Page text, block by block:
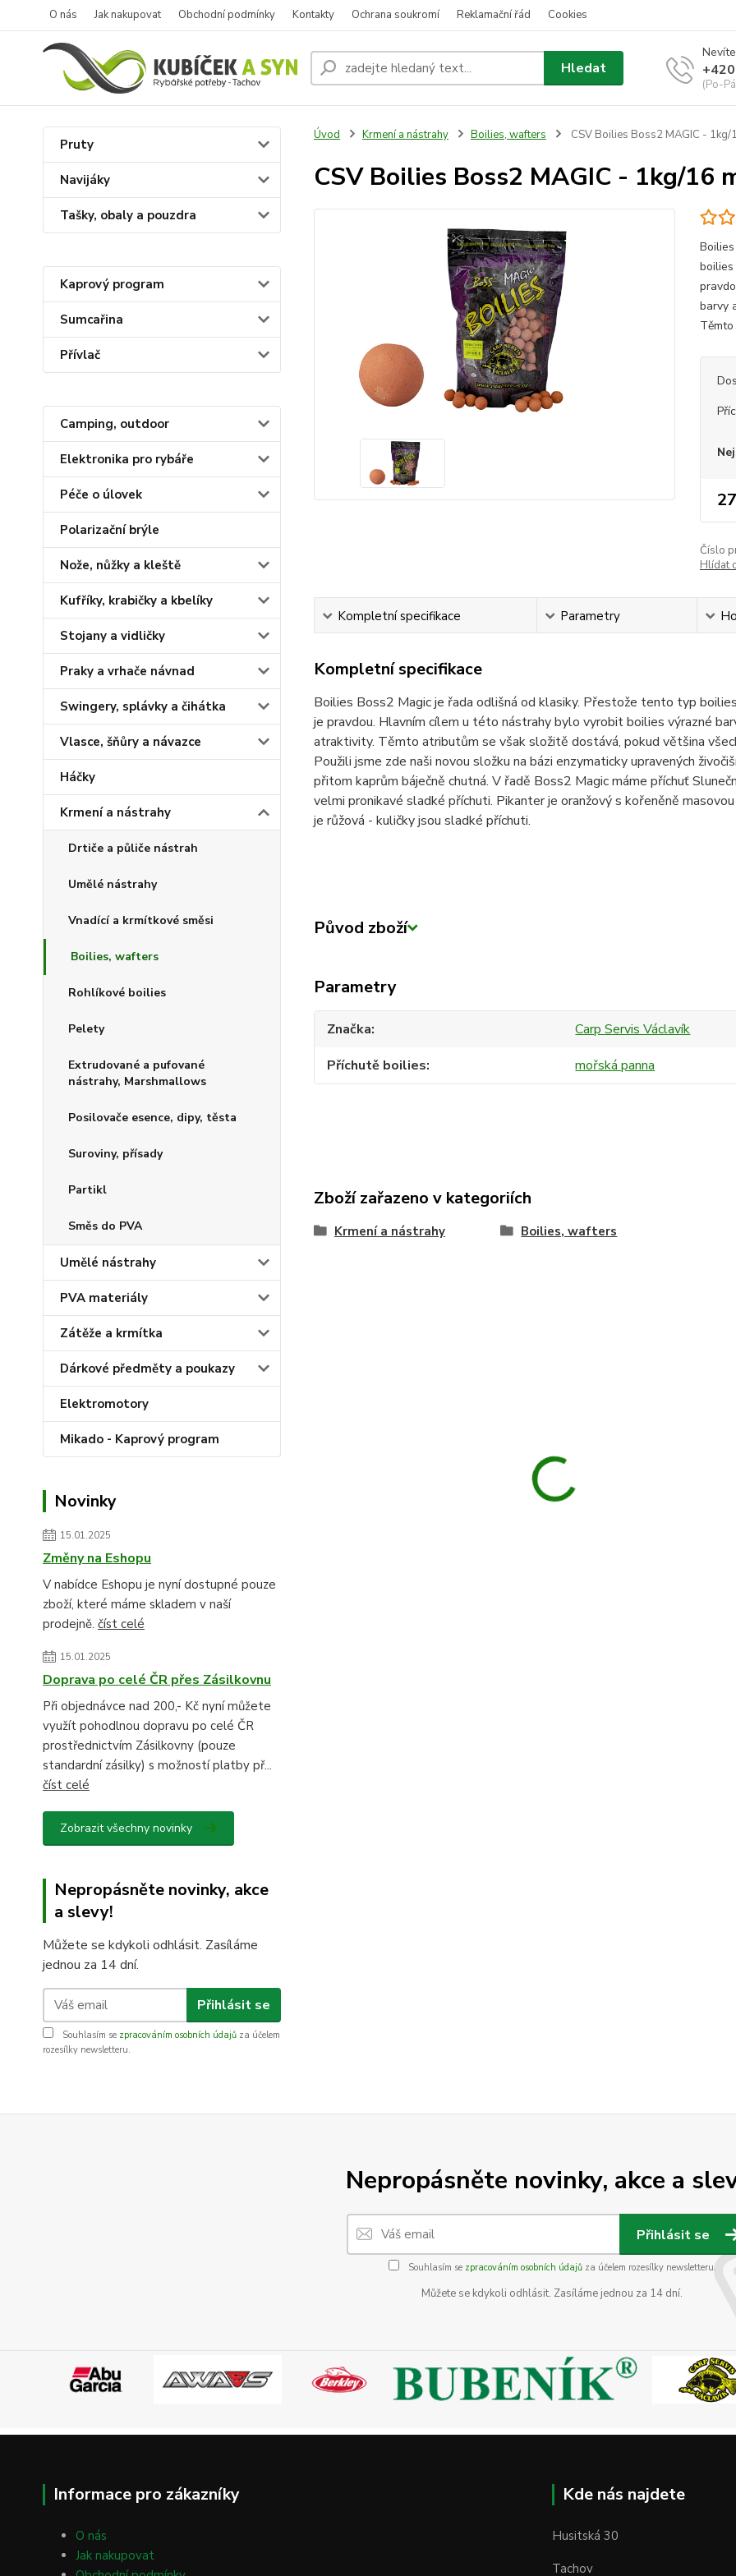
O nás Jak nakupovat Obchodní podmínky Kontakty Ochrana soukromí Reklamační řád Cookies
Hledat
(Po-
Pruty
Navijáky
Tašky, obaly a pouzdra
Kaprový program
Sumcařina
Přívlač
Camping, outdoor
Elektronika pro rybáře
Péče o úlovek
Polarizační brýle
Nože, nůžky a kleště
Kufříky, krabičky a kbelíky
Stojany a vidličky
Praky a vrhače návnad
Swingery, splávky a čihátka
Vlasce, šňůry a návazce
Háčky
Krmení a nástrahy
Drtiče a půliče nástrah
Umělé nástrahy
Vnadící a krmítkové směsi
Boilies, wafters
Rohlíkové boilies
Pelety
Extrudované a pufované
nástrahy, Marshmallows
Posilovače esence, dipy, těsta
Suroviny, přísady
Partikl
Směs do PVA
Umělé nástrahy
PVA materiály
Zátěže a krmítka
Dárkové předměty a poukazy
Elektromotory
Mikado - Kaprový program
Novinky
15.01.2025
Změny na Eshopu
V nabídce Eshopu je nyní dostupné pouze
zboží, které máme skladem v naší
prodejně. číst celé
15.01.2025
Doprava po celé ČR přes Zásilkovnu
Při objednávce nad 200,- Kč nyní můžete
využít pohodlnou dopravu po celé ČR
prostřednictvím Zásilkovny (pouze
standardní zásilky) s možností platby př...
číst celé
Zobrazit všechny novinky
Nepropásněte novinky, akce
a slevy!
Můžete se kdykoli odhlásit. Zasíláme
jednou za 14 dní.
Přihlásit se
Souhlasím se zpracováním osobních údajů za účelem
rozesílky newsletteru.
Úvod Krmení a nástrahy Boilies, wafters CSV Boilies Boss2 MAGIC - 1kg/
CSV Boilies Boss2 MAGIC - 1kg/16
barvy
Číslo
Hlídat
Kompletní specifikace Parametry
Kompletní specifikace
Boilies Boss2 Magic je řada odlišná od klasiky. Přestože tento typ
je pravdou. Hlavním cílem u této nástrahy bylo vyrobit boilies výrazné
atraktivity. Těmto atributům se však složitě dostává, pokud většina
Použili jsme zde naši novou složku na bázi enzymaticky upravených
přitom kaprům báječně chutná. V řadě Boss2 Magic máme příchuť
velmi pronikavé sladké příchuti. Pikanter je oranžový s kořeněně
je růžová - kuličky jsou sladké příchuti.
Původ zboží
Parametry
Značka
Carp Servis Václavík
Příchutě boilies
mořská panna
Zboží zařazeno v kategoriích
Krmení a nástrahy Boilies, wafters
Nepropásněte novinky, akce a
Přihlásit se
Souhlasím se zpracováním osobních údajůza účelem rozesílky newsletteru.
Můžete se kdykoli odhlásit. Zasíláme jednou za 14 dní.
Informace pro zákazníky
O nás
Jak nakupovat
Kde nás najdete
Husitská 30
Tachov